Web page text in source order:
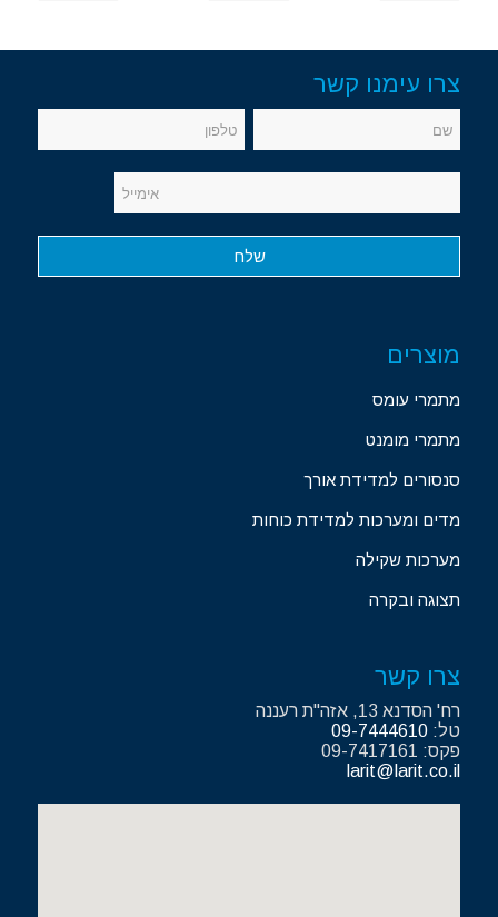
צרו עימנו קשר
מוצרים
מתמרי עומס
מתמרי מומנט
סנסורים למדידת אורך
מדים ומערכות למדידת כוחות
מערכות שקילה
תצוגה ובקרה
צרו קשר
רח' הסדנא 13, אזה"ת רעננה
טל: 09-7444610
פקס: 09-7417161
larit@larit.co.il